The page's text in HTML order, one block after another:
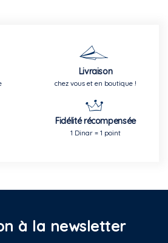
Livraison
chez vous et en boutique !
Fidélité récompensée
1 Dinar = 1 point
à la newsletter